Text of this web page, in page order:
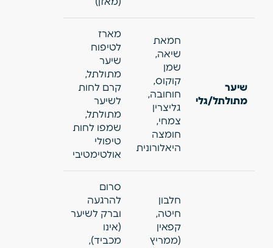
שיער
מתולתל/גלי
חמאת
שיאה,
שמן
קוקוס,
חוחובה,
גליצרין
צמחי,
חומצה
היאלורונית
מארז
לטיפוח
שיער
מתולתל,
קרם לחות
לשיער
מתולתל,
שמפו לחות
טיפולי
אולטימטיבי
חלבון
חיטה,
קפאין
(ממריץ
סרום
להרגעה
וברק לשיער
(אינו
מכביד),